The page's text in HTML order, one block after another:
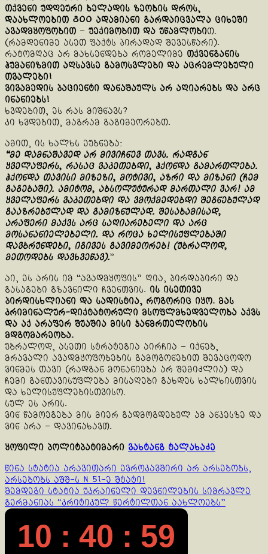
თქვენი უდღეური ბელადის ზეობის დროს,
დაახლოებით 800 ადამიანი გარდაიცვალა ციხეში
ავადმყოფობით – უექიმობით და უწამლობით.
(რამდენიმე ასეთ ფაქტს პირადად შევესწარი).
რატომღაც არ მახსენდება რომელიმე თქვენგანის
ჰუმანიზმით აღსავსე გამოსვლები და აცრემლებული
თვალები!
ვივამედის პაციენტი დანაშაულს არ აღიარებს და არც
ინანიებს!
ხვდებით, ეს რას მიშნავს?
კი ხვდებით, მაგრამ გაგიმეორებთ.
ამით, ის ხალხს ეუბნება:
“მე დამნაშავედ არ მივიჩნევ თავს. რადგან
ყველაფერს, რასაც ვაკეთებდი, ჰქონდა გამართლება.
ჰქონდა თავისი მიზეზი, მოტივი, აზრი და მიზანი (ჩემ
გაგებაში). ამიტომ, აბსოლუტურად მართალი ვარ! ამ
ყველაფერს ვაკეთებდი და ვმოქმედებდი შეგნებულად
გააზრებულად და გამიზნულად. შესაბამისად,
არაფერი მაქვს არც საღიარებელი და არც
მოსანანიელებელი. და როცა ხელისუფლებაში
დავბრუნდები, იგივეს გავიმეორებ! (უბრალოდ,
მეთოდებს დავხვეწავ).”
აი, ეს არის იმ “ავადმყოფის” ღია, პირდაპირი და
გასაგები გზავნილი ჩვენთვის. ის ისეთივე
პირდისხლიანი და სადისტია, როგორიც იყო. მას
კრიმინალურ-დიქტატორული მსოფლმხედველობა აქვს
და აქ არაფერ შუაშია მისი ჯანმრთელობის
მდგომარეობა.
უბრალოდ, ასეთი სტრატეგია აირჩია – იქნებ,
მრავალი ავადმყოფობების გამოგონებით შევაცოდო
ვინმეს თავი (რადგან მონანიება არ შემიძლია) და
ჩემი განთავისუფლება მისაღები გახდეს ხალხისთვის
და ხელისუფლებისთვისო.
სულ ეს არის.
ვინ წამოეგება მის მიერ გადმოგდებულ ამ ანკესზე და
ვინ არა – დავინახავთ.
ყოფილი პოლიტპატიმარი ვახტანგ ტალახაძე
Continue
Reading
წინა სტატია არავითარი ევროკავშირი არ არსებობს,
არსებობს აშშ-ს N 51-ე შტატი!
შემდეგი სტატია უკრაინელი დევნილების სიმრავლე
გერმანიას “კრიტიკულ წერტილთან აახლოებს”
10 : 40 : 59